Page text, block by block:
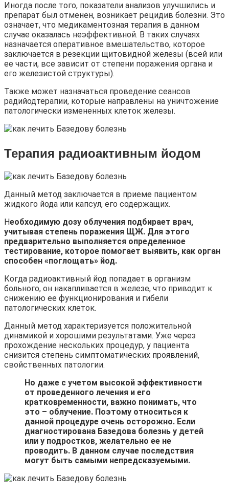
Иногда после того, показатели анализов улучшились и
препарат был отменен, возникает рецидив болезни. Это
означает, что медикаментозная терапия в данном
случае оказалась неэффективной. В таких случаях
назначается оперативное вмешательство, которое
заключается в резекции щитовидной железы (всей или
ее части, все зависит от степени поражения органа и
его железистой структуры).
Также может назначаться проведение сеансов
радийодтерапии, которые направлены на уничтожение
патологически измененных клеток железы.
Терапия радиоактивным йодом
Данный метод заключается в приеме пациентом
жидкого йода или капсул, его содержащих.
Необходимую дозу облучения подбирает врач,
учитывая степень поражения ЩЖ. Для этого
предварительно выполняется определенное
тестирование, которое помогает выявить, как орган
способен «поглощать» йод.
Когда радиоактивный йод попадает в организм
больного, он накапливается в железе, что приводит к
снижению ее функционирования и гибели
патологических клеток.
Данный метод характеризуется положительной
динамикой и хорошими результатами. Уже через
прохождение нескольких процедур, у пациента
снизится степень симптоматических проявлений,
свойственных патологии.
Но даже с учетом высокой эффективности
от проведенного лечения и его
кратковременности, важно понимать, что
это – облучение. Поэтому относиться к
данной процедуре очень осторожно. Если
диагностирована Базедова болезнь у детей
или у подростков, желательно ее не
проводить. В данном случае последствия
могут быть самыми непредсказуемыми.